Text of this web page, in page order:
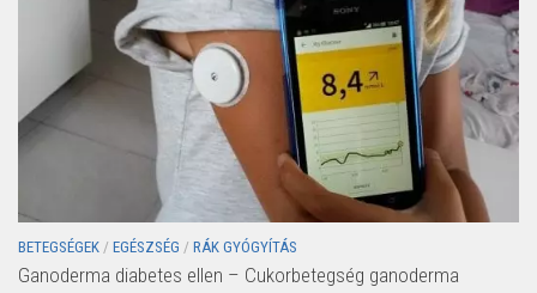
BETEGSÉGEK / EGÉSZSÉG / RÁK GYÓGYÍTÁS
Ganoderma diabetes ellen – Cukorbetegség ganoderma